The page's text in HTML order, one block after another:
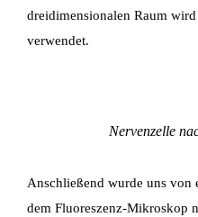
dreidimensionalen Raum
verwendet.
Nervenzelle
Anschließend wurde uns
dem Fluoreszenz-Mikroskop